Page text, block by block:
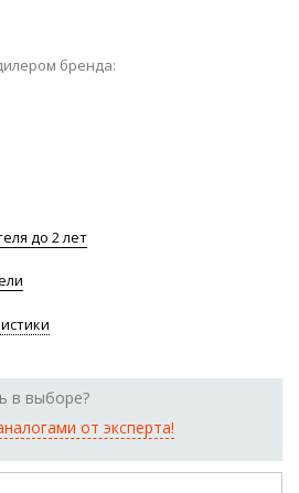
бренда:
до 2 лет
в выборе?
от эксперта!